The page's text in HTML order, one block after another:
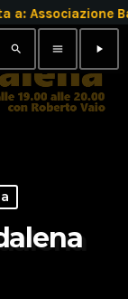
Associazione
search menu play_arrow